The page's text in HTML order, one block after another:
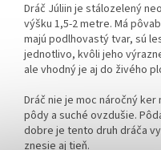
Dráč Júliin je stálozelený
výšku 1,5-2 metre. Má
majú podlhovastý tvar, sú
jednotlivo, kvôli jeho
ale vhodný je aj do živého
Dráč nie je moc náročný
pôdy a suché ovzdušie.
dobre je tento druh dráča
znesie aj tieň.